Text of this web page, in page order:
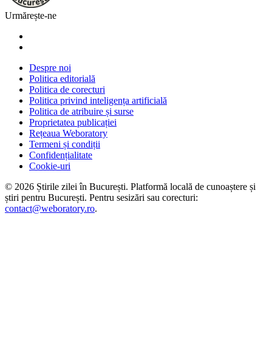
Urmărește-ne
Despre noi
Politica editorială
Politica de corecturi
Politica privind inteligența artificială
Politica de atribuire și surse
Proprietatea publicației
Rețeaua Weboratory
Termeni și condiții
Confidențialitate
Cookie-uri
© 2026 Știrile zilei în București. Platformă locală de cunoaștere și
știri pentru București. Pentru sesizări sau corecturi:
contact@weboratory.ro.